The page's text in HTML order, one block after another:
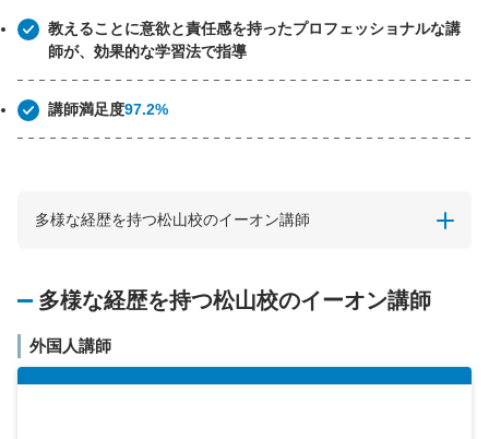
教えることに意欲と責任感を持ったプロフェッショナルな講
師が、効果的な学習法で指導
講師満足度97.2%
多様な経歴を持つ松山校のイーオン講師
多様な経歴を持つ松山校のイーオン講師
外国人講師